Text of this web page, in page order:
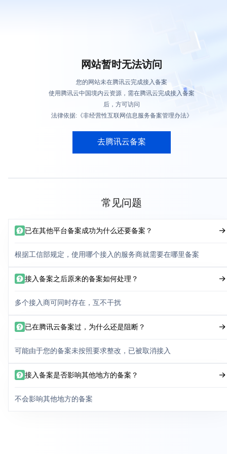
网站暂时无法访问
您的网站未在腾讯云完成接入备案
使用腾讯云中国境内云资源，需在腾讯云完成接入备案
后，方可访问
法律依据:《非经营性互联网信息服务备案管理办法》
去腾讯云备案
常见问题
已在其他平台备案成功为什么还要备案？
根据工信部规定，使用哪个接入的服务商就需要在哪里备案
接入备案之后原来的备案如何处理？
多个接入商可同时存在，互不干扰
已在腾讯云备案过，为什么还是阻断？
可能由于您的备案未按照要求整改，已被取消接入
接入备案是否影响其他地方的备案？
不会影响其他地方的备案